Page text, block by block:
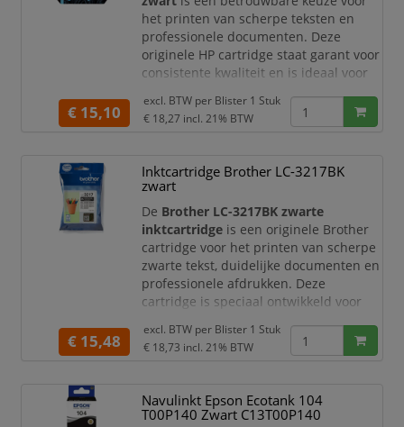
het printen van scherpe teksten en
professionele documenten. Deze
originele HP cartridge staat garant voor
consistente kwaliteit en is ideaal voor
Productomschrijving
zorgt voor haarscherpe tekst en
duidelijke afdrukken. Dankzij de
hoogwaardige inkt en eenvoudige
€ 15,10
excl. BTW per Blister 1 Stuk
€ 18,27 incl. 21% BTW
Inktcartridge Brother LC-3217BK
zwart
De Brother LC-3217BK zwarte
inktcartridge is een originele Brother
cartridge voor het printen van scherpe
zwarte tekst, duidelijke documenten en
professionele afdrukken. Deze
cartridge is speciaal ontwikkeld voor
multifunctionals. Ideaal voor
thuiswerkplekken, kantoren en
vertrouwen op constante kwaliteit en
probleemloze printprestaties.
€ 15,48
excl. BTW per Blister 1 Stuk
€ 18,73 incl. 21% BTW
Navulinkt Epson Ecotank 104
T00P140 Zwart C13T00P140